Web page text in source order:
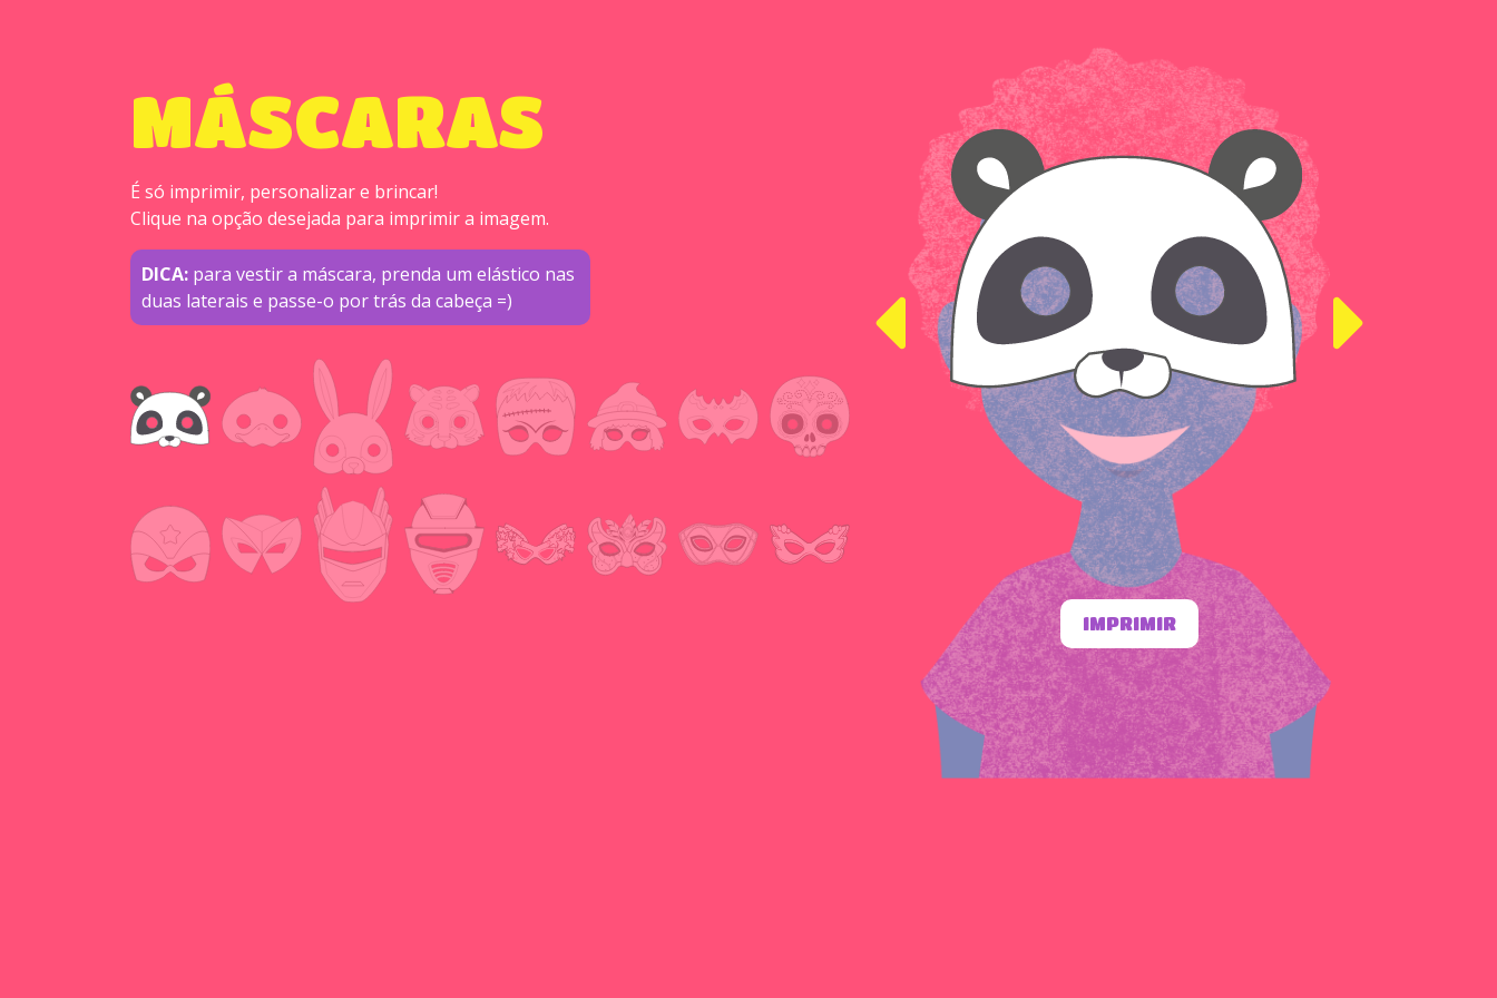
MÁSCARAS
É só imprimir, personalizar e brincar!
Clique na opção desejada para imprimir a imagem.
DICA: para vestir a máscara, prenda um elástico nas
duas laterais e passe-o por trás da cabeça =)
IMPRIMIR